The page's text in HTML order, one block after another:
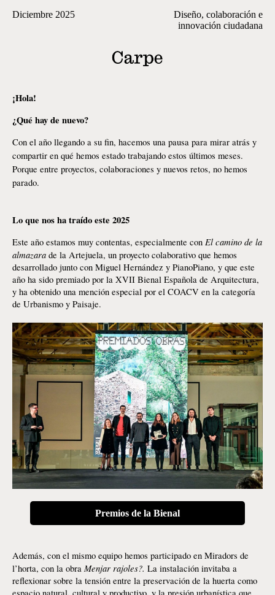
Diciembre 2025
Diseño, colaboración e
innovación ciudadana
¡Hola!
¿Qué hay de nuevo?
Con el año llegando a su fin, hacemos una pausa para mirar atrás y
compartir en qué hemos estado trabajando estos últimos meses.
Porque entre proyectos, colaboraciones y nuevos retos, no hemos
parado.
Lo que nos ha traído este 2025
Este año estamos muy contentas, especialmente con El camino de la
almazara de la Artejuela, un proyecto colaborativo que hemos
desarrollado junto con Miguel Hernández y PianoPiano, y que este
año ha sido premiado por la XVII Bienal Española de Arquitectura,
y ha obtenido una mención especial por el COACV en la categoría
de Urbanismo y Paisaje.
Premios de la Bienal
Además, con el mismo equipo hemos participado en Miradors de
l’horta, con la obra Menjar rajoles?. La instalación invitaba a
reflexionar sobre la tensión entre la preservación de la huerta como